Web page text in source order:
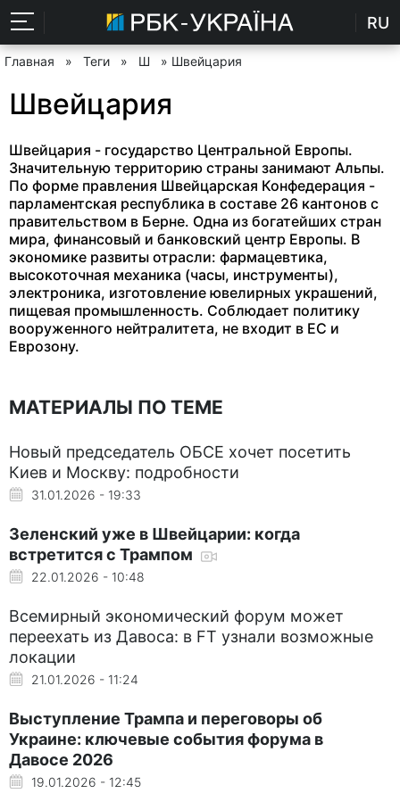
RU
Главная » Теги » Ш » Швейцария
Швейцария
Швейцария - государство Центральной Европы.
Значительную территорию страны занимают Альпы.
По форме правления Швейцарская Конфедерация -
парламентская республика в составе 26 кантонов с
правительством в Берне. Одна из богатейших стран
мира, финансовый и банковский центр Европы. В
экономике развиты отрасли: фармацевтика,
высокоточная механика (часы, инструменты),
электроника, изготовление ювелирных украшений,
пищевая промышленность. Соблюдает политику
вооруженного нейтралитета, не входит в ЕС и
Еврозону.
МАТЕРИАЛЫ ПО ТЕМЕ
Новый председатель ОБСЕ хочет посетить
Киев и Москву: подробности
31.01.2026 - 19:33
Зеленский уже в Швейцарии: когда
встретится с Трампом
22.01.2026 - 10:48
Всемирный экономический форум может
переехать из Давоса: в FT узнали возможные
локации
21.01.2026 - 11:24
Выступление Трампа и переговоры об
Украине: ключевые события форума в
Давосе 2026
19.01.2026 - 12:45